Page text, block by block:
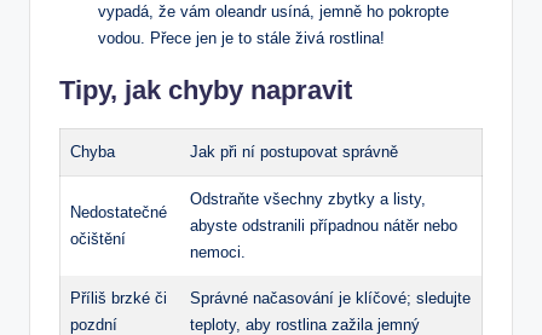
vypadá, že vám oleandr usíná, ⁢jemně ho pokropte
‌vodou. Přece jen ​je to stále živá⁢ rostlina!
Tipy,⁤ jak⁤ chyby napravit
Chyba Jak při ní postupovat správně
Nedostatečné
⁣očištění
Odstraňte všechny zbytky a listy,
abyste odstranili případnou nátěr ​nebo
nemoci.
Příliš ⁣brzké či
pozdní​
Správné načasování je‌ klíčové; sledujte‌
teploty, ‌aby rostlina zažila jemný